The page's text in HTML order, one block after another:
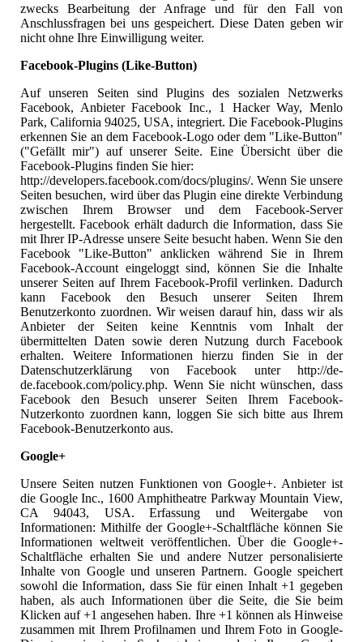
zwecks Bearbeitung der Anfrage und für den Fall von
Anschlussfragen bei uns gespeichert. Diese Daten geben wir
nicht ohne Ihre Einwilligung weiter.
Facebook-Plugins (Like-Button)
Auf unseren Seiten sind Plugins des sozialen Netzwerks
Facebook, Anbieter Facebook Inc., 1 Hacker Way, Menlo
Park, California 94025, USA, integriert. Die Facebook-Plugins
erkennen Sie an dem Facebook-Logo oder dem "Like-Button"
("Gefällt mir") auf unserer Seite. Eine Übersicht über die
Facebook-Plugins finden Sie hier:
http://developers.facebook.com/docs/plugins/. Wenn Sie unsere
Seiten besuchen, wird über das Plugin eine direkte Verbindung
zwischen Ihrem Browser und dem Facebook-Server
hergestellt. Facebook erhält dadurch die Information, dass Sie
mit Ihrer IP-Adresse unsere Seite besucht haben. Wenn Sie den
Facebook "Like-Button" anklicken während Sie in Ihrem
Facebook-Account eingeloggt sind, können Sie die Inhalte
unserer Seiten auf Ihrem Facebook-Profil verlinken. Dadurch
kann Facebook den Besuch unserer Seiten Ihrem
Benutzerkonto zuordnen. Wir weisen darauf hin, dass wir als
Anbieter der Seiten keine Kenntnis vom Inhalt der
übermittelten Daten sowie deren Nutzung durch Facebook
erhalten. Weitere Informationen hierzu finden Sie in der
Datenschutzerklärung von Facebook unter http://de-
de.facebook.com/policy.php. Wenn Sie nicht wünschen, dass
Facebook den Besuch unserer Seiten Ihrem Facebook-
Nutzerkonto zuordnen kann, loggen Sie sich bitte aus Ihrem
Facebook-Benutzerkonto aus.
Google+
Unsere Seiten nutzen Funktionen von Google+. Anbieter ist
die Google Inc., 1600 Amphitheatre Parkway Mountain View,
CA 94043, USA. Erfassung und Weitergabe von
Informationen: Mithilfe der Google+-Schaltfläche können Sie
Informationen weltweit veröffentlichen. Über die Google+-
Schaltfläche erhalten Sie und andere Nutzer personalisierte
Inhalte von Google und unseren Partnern. Google speichert
sowohl die Information, dass Sie für einen Inhalt +1 gegeben
haben, als auch Informationen über die Seite, die Sie beim
Klicken auf +1 angesehen haben. Ihre +1 können als Hinweise
zusammen mit Ihrem Profilnamen und Ihrem Foto in Google-